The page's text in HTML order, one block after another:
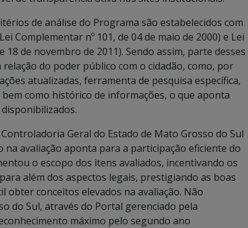
de análise do Programa são estabelecidos com
Complementar nº 101, de 04 de maio de 2000) e Lei
18 de novembro de 2011). Sendo assim, parte desses
do poder público com o cidadão, como, por
atualizadas, ferramenta de pesquisa específica,
como histórico de informações, o que aponta
Geral do Estado de Mato Grosso do Sul
na avaliação aponta para a participação eficiente do
o escopo dos itens avaliados, incentivando os
além dos aspectos legais, prestigiando as boas
conceitos elevados na avaliação. Não
do Sul, através do Portal gerenciado pela
máximo pelo segundo ano